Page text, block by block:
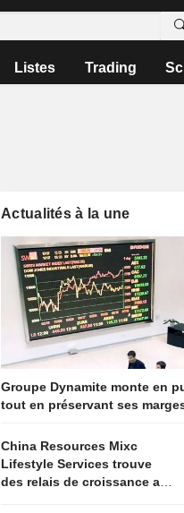
Listes Trading
Actualités à la une
Groupe Dynamite monte en
tout en préservant ses
China Resources Mixc
Lifestyle Services trouve
des relais de croissance au-